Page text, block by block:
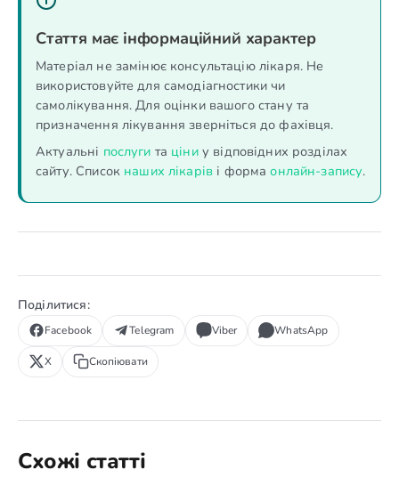
Стаття має інформаційний характер
Матеріал не замінює консультацію лікаря. Не
використовуйте для самодіагностики чи
самолікування. Для оцінки вашого стану та
призначення лікування зверніться до фахівця.
Актуальні послуги та ціниу відповідних розділах
сайту. Список наших лікарів і формаонлайн-запису.
Поділитися:
Facebook Telegram Viber WhatsApp
X Скопіювати
Схожі статті